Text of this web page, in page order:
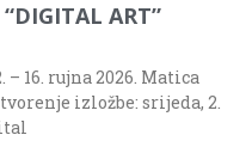
ART”
– 16. rujna 2026. Matica
izložbe: srijeda, 2.